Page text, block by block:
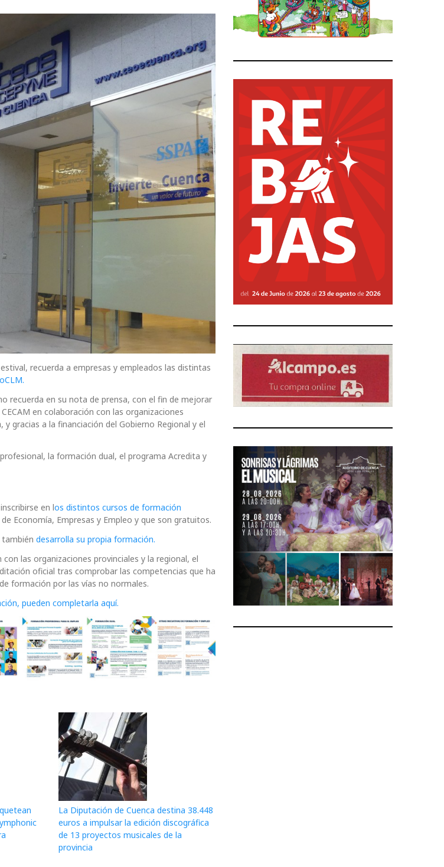
recuerda a empresas y empleados las distintas
recuerda en su nota de prensa, con el fin de mejorar
en colaboración con las organizaciones
gracias a la financiación del Gobierno Regional y el
la formación dual, el programa Acredita y
en los distintos cursos de formación
Economía, Empresas y Empleo y que son gratuitos.
también desarrolla su propia formación.
las organizaciones provinciales y la regional, el
oficial tras comprobar las competencias que ha
formación por las vías no normales.
pueden completarla aquí.
La Diputación de Cuenca destina 38.448
euros a impulsar la edición discográfica
de 13 proyectos musicales de la
provincia